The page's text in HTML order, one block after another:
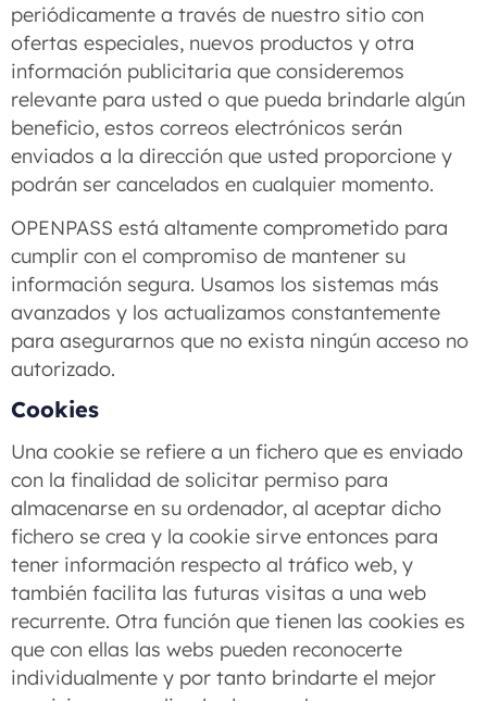
periódicamente a través de nuestro sitio con
ofertas especiales, nuevos productos y otra
información publicitaria que consideremos
relevante para usted o que pueda brindarle algún
beneficio, estos correos electrónicos serán
enviados a la dirección que usted proporcione y
podrán ser cancelados en cualquier momento.
OPENPASS está altamente comprometido para
cumplir con el compromiso de mantener su
información segura. Usamos los sistemas más
avanzados y los actualizamos constantemente
para asegurarnos que no exista ningún acceso no
autorizado.
Cookies
Una cookie se refiere a un fichero que es enviado
con la finalidad de solicitar permiso para
almacenarse en su ordenador, al aceptar dicho
fichero se crea y la cookie sirve entonces para
tener información respecto al tráfico web, y
también facilita las futuras visitas a una web
recurrente. Otra función que tienen las cookies es
que con ellas las webs pueden reconocerte
individualmente y por tanto brindarte el mejor